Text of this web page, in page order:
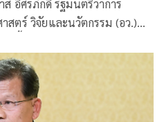
อิศรภักดี รัฐมนตรีว่าการ
สตร์ วิจัยและนวัตกรรม (อว.)
ชยศาสตร์และการบัญชี